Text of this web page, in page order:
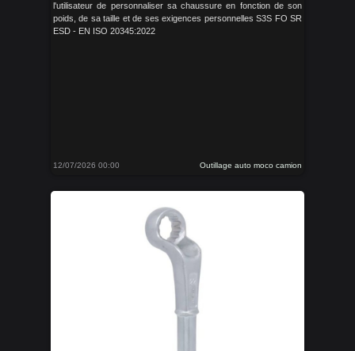
l'utilisateur de personnaliser sa chaussure en fonction de son
poids, de sa taille et de ses exigences personnelles S3S FO SR
ESD - EN ISO 20345:2022
12/07/2026 00:00 Outillage auto moco camion